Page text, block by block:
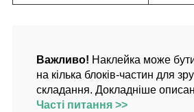
Важливо! Наклейка може
на кілька блоків-частин для
складання. Докладніше
Часті питання >>